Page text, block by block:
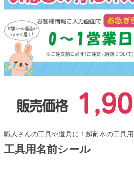
職人さんの工具や道具に！超耐水の工具用
工具用名前シール